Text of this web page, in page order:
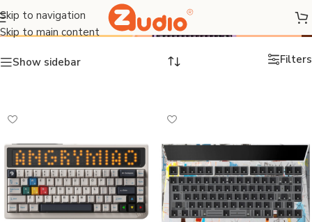
Skip to navigation
Skip to main content
bàn phím
Show sidebar Filters